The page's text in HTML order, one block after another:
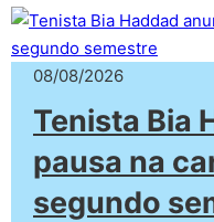
08/08/2026
Tenista Bia
pausa na
segundo